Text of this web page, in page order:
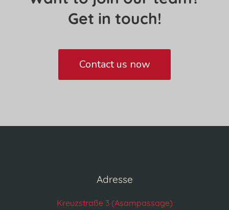
Get in touch!
Contact us now
Adresse
Kreuzstraße 3 (Asampassage)